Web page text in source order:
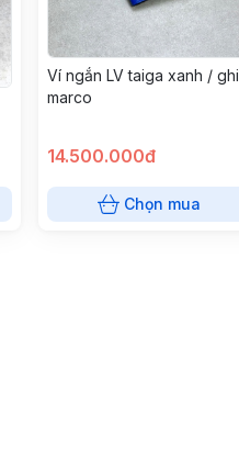
Ví ngắn LV taiga xanh / ghi
marco
14.500.000đ
Chọn mua